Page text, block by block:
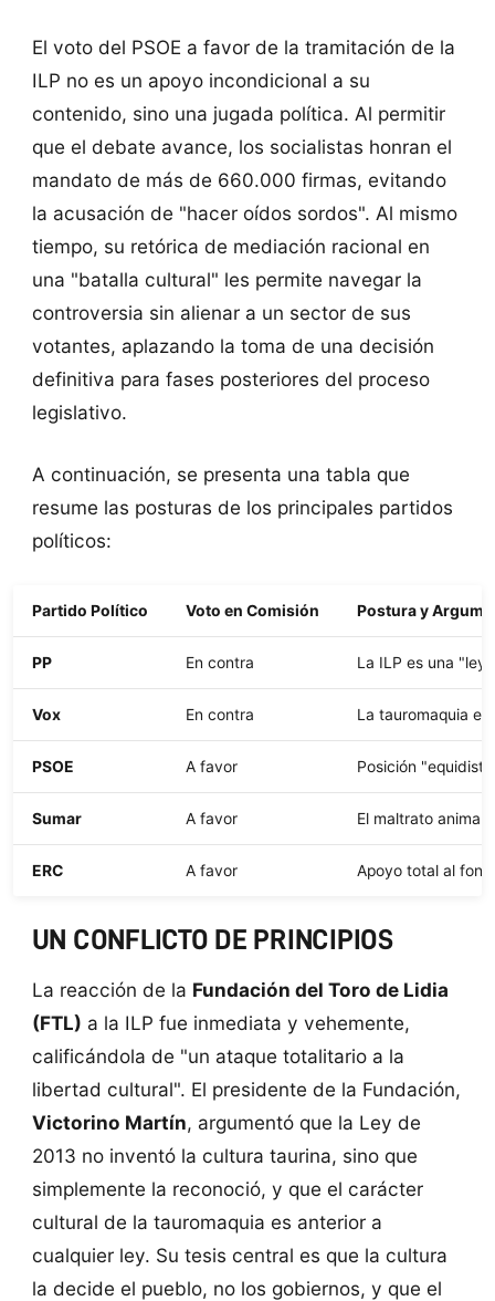
El voto del PSOE a favor de la tramitación de la
ILP no es un apoyo incondicional a su
contenido, sino una jugada política. Al permitir
que el debate avance, los socialistas honran el
mandato de más de 660.000 firmas, evitando
la acusación de "hacer oídos sordos". Al mismo
tiempo, su retórica de mediación racional en
una "batalla cultural" les permite navegar la
controversia sin alienar a un sector de sus
votantes, aplazando la toma de una decisión
definitiva para fases posteriores del proceso
legislativo.
A continuación, se presenta una tabla que
resume las posturas de los principales partidos
políticos:
Partido Político Voto en Comisión Postura y
PP En contra La ILP es una "ley
Vox En contra La tauromaquia
PSOE A favor Posición
Sumar A favor El maltrato animal
ERC A favor Apoyo total al
UN CONFLICTO DE PRINCIPIOS
La reacción de la Fundación del Toro de Lidia
(FTL) a la ILP fue inmediata y vehemente,
calificándola de "un ataque totalitario a la
libertad cultural". El presidente de la Fundación,
Victorino Martín, argumentó que la Ley de
2013 no inventó la cultura taurina, sino que
simplemente la reconoció, y que el carácter
cultural de la tauromaquia es anterior a
cualquier ley. Su tesis central es que la cultura
la decide el pueblo, no los gobiernos, y que el